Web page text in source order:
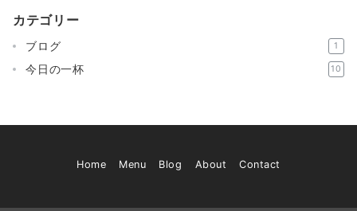
カテゴリー
ブログ 1
今日の一杯 10
Home Menu Blog About Contact